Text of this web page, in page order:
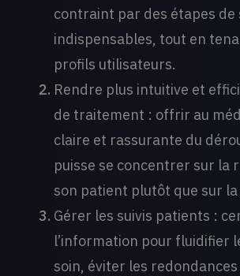
contraint par des étapes de
indispensables, tout en
profils utilisateurs.
Rendre plus intuitive et
de traitement : offrir au
claire et rassurante du
puisse se concentrer sur la
son patient plutôt que sur la
Gérer les suivis patients :
l’information pour fluidifier
soin, éviter les